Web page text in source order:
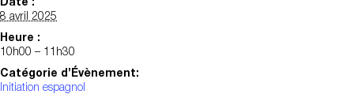
Date :
8 avril 2025
Heure :
10h00 – 11h30
Catégorie d’Évènement:
Initiation espagnol